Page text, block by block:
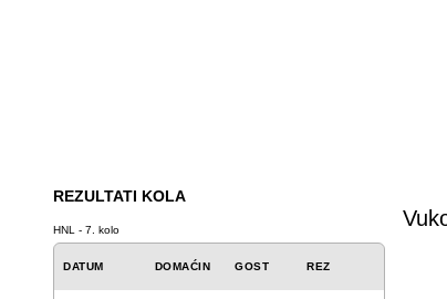
REZULTATI KOLA
HNL - 7. kolo
DATUM DOMAĆIN GOST REZ